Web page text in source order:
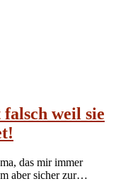
weil sie
das mir immer
aber sicher zur…